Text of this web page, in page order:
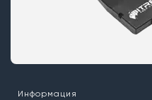
Информация